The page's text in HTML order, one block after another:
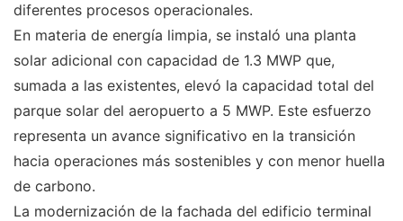
diferentes procesos operacionales.
En materia de energía limpia, se instaló una planta
solar adicional con capacidad de 1.3 MWP que,
sumada a las existentes, elevó la capacidad total del
parque solar del aeropuerto a 5 MWP. Este esfuerzo
representa un avance significativo en la transición
hacia operaciones más sostenibles y con menor huella
de carbono.
La modernización de la fachada del edificio terminal